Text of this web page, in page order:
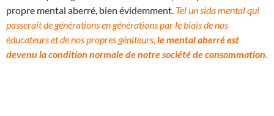
propre mental aberré, bien évidemment. Tel un sida mental qui
passerait de générations en générations par le biais de nos
éducateurs et de nos propres géniteurs, le mental aberré est
devenu la condition normale de notre société de consommation